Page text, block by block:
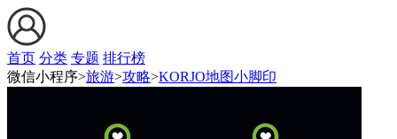
首页 分类 专题 排行榜
微信小程序>旅游>攻略>KORJO地图小脚印